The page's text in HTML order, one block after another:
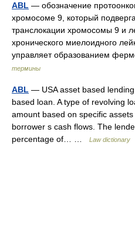
ABL — обозначение
хромосоме 9, который
транслокации хромосомы 9 и
хронического миелоидного
управляет образованием
термины
ABL — USA asset based
based loan. A type of revolving
amount based on specific
borrower s cash flows. The
percentage of… …
Law dictionary